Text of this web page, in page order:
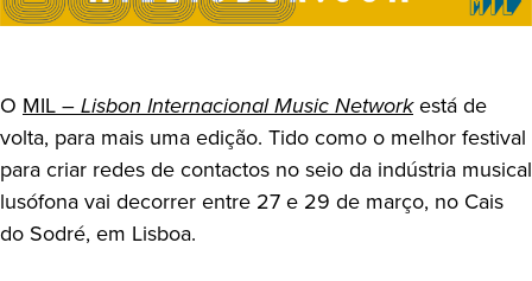
O MIL –Lisbon Internacional Music Networkestá de
volta, para mais uma edição. Tido como o melhor festival
para criar redes de contactos no seio da indústria musical
lusófona vai decorrer entre 27 e 29 de março, no Cais
do Sodré, em Lisboa.